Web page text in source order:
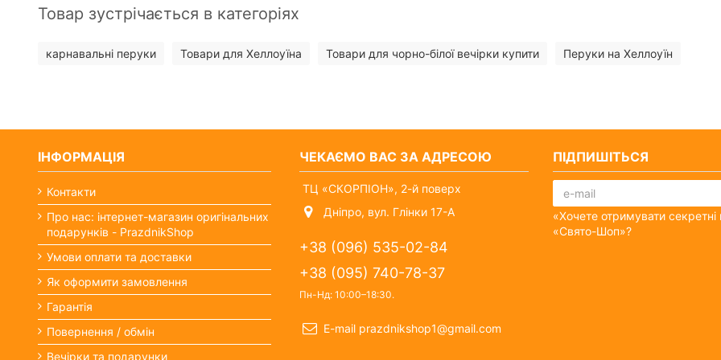
Товар зустрічається в категоріях
карнавальні перуки Товари для Хеллоуїна Товари для чорно-білої вечірки купити Перуки на Хеллоуїн
ІНФОРМАЦІЯ
Контакти
Про нас: інтернет-магазин оригінальних
подарунків - PrazdnikShop
Умови оплати та доставки
Як оформити замовлення
Гарантія
Повернення / обмін
Вечірки та подарунки
ЧЕКАЄМО ВАС ЗА АДРЕСОЮ
ТЦ «СКОРПІОН», 2-й поверх
Дніпро, вул. Глінки 17-А
+38 (096) 535-02-84
+38 (095) 740-78-37
Пн-Нд: 10:00–18:30.
E-mail prazdnikshop1@gmail.com
ПІДПИШІТЬСЯ
«Хочете отримувати секретні
«Свято-Шоп»?